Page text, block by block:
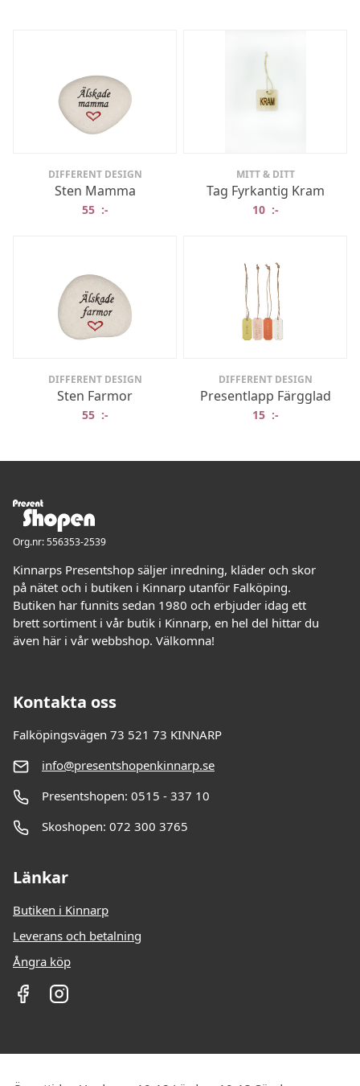
DIFFERENT DESIGN
Sten Mamma
55 :-
MITT & DITT
Tag Fyrkantig Kram
10 :-
DIFFERENT DESIGN
Sten Farmor
55 :-
DIFFERENT DESIGN
Presentlapp Färgglad
15 :-
Org.nr: 556353-2539
Kinnarps Presentshop säljer inredning, kläder och skor
på nätet och i butiken i Kinnarp utanför Falköping.
Butiken har funnits sedan 1980 och erbjuder idag ett
brett sortiment i vår butik i Kinnarp, en hel del hittar du
även här i vår webbshop. Välkomna!
Kontakta oss
Falköpingsvägen 73 521 73 KINNARP
info@presentshopenkinnarp.se
Presentshopen: 0515 - 337 10
Skoshopen: 072 300 3765
Länkar
Butiken i Kinnarp
Leverans och betalning
Ångra köp